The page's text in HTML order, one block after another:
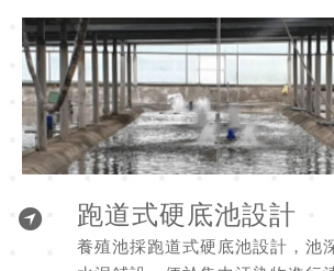
跑道式硬底池設計
養殖池採跑道式硬底池設計，池